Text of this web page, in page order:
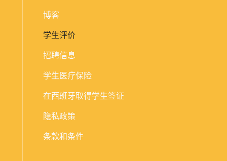
博客
学生评价
招聘信息
学生医疗保险
在西班牙取得学生签证
隐私政策
条款和条件